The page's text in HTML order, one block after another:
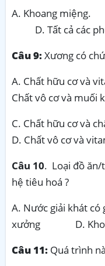
A. Khoang
D. Tất cả các
Câu 9:Xương có
A. Chất
Chất vô cơ và muối
C. Chất hữu cơ
D. Chất vô cơ và
Câu 10. Loại đồ ăn/
hệ tiêu hoá ?
A. Nước giải khát
xưởng D.
Câu 11: Quá trình